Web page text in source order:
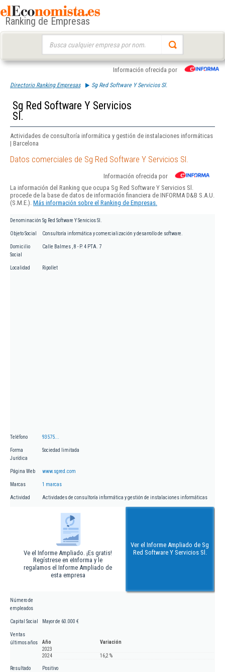
Ranking de Empresas
Información ofrecida por
Directorio Ranking Empresas Sg Red Software Y Servicios Sl.
Sg Red Software Y Servicios
Sl.
Actividades de consultoría informática y gestión de instalaciones informáticas
| Barcelona
Datos comerciales de Sg Red Software Y Servicios Sl.
Información ofrecida por
La información del Ranking que ocupa Sg Red Software Y Servicios Sl.
procede de la base de datos de información financiera de INFORMA D&B S.A.U.
(S.M.E.). Más información sobre el Ranking de Empresas.
Denominación Sg Red Software Y Servicios Sl.
Objeto Social Consultoría informática y comercialización y desarrollo de software.
Domicilio
Social
Calle Balmes , 8 - P. 4 PTA. 7
Localidad Ripollet
Teléfono 93575...
Forma
Jurídica
Sociedad limitada
Página Web www.sgred.com
Marcas 1 marcas
Actividad Actividades de consultoría informática y gestión de instalaciones informáticas
Ve el Informe Ampliado. ¡Es gratis!
Regístrese en eInforma y le
regalamos el Informe Ampliado de
esta empresa
Ver el Informe Ampliado de Sg
Red Software Y Servicios Sl.
Número de
empleados
Capital Social Mayor de 60.000 €
Ventas
últimos años
Año
Variación
2023
2024
16,2 %
Resultado
Positivo